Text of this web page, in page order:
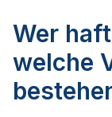
Wer
welche